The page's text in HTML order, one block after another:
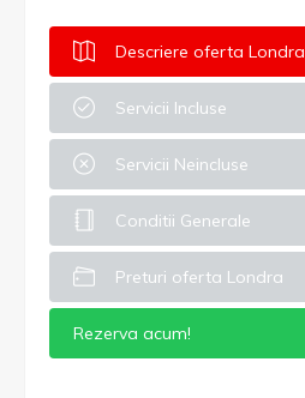
Descriere oferta Londra
Servicii Incluse
Servicii Neincluse
Conditii Generale
Preturi oferta Londra
Rezerva acum!